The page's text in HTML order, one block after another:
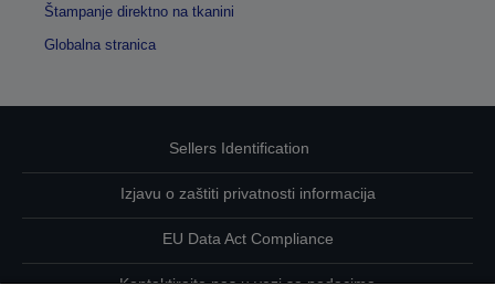
Štampanje direktno na tkanini
Globalna stranica
Sellers Identification
Izjavu o zaštiti privatnosti informacija
EU Data Act Compliance
Kontaktirajte nas u vezi sa podacima